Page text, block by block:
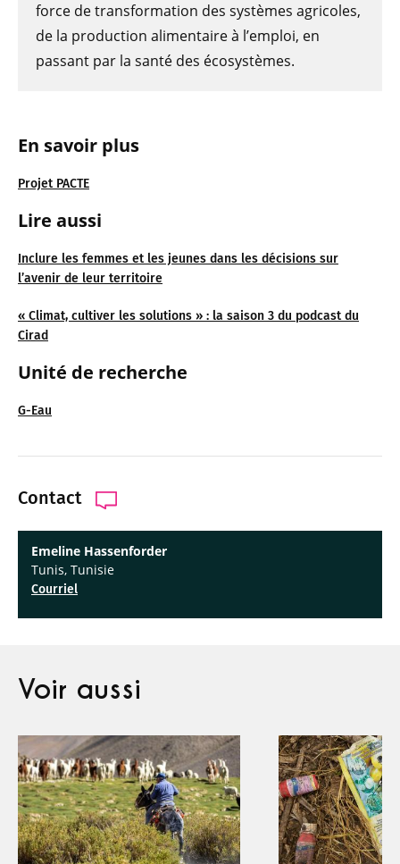
En savoir plus
Projet PACTE
Lire aussi
Inclure les femmes et les jeunes dans les décisions sur
l’avenir de leur territoire
« Climat, cultiver les solutions » : la saison 3 du podcast du
Cirad
Unité de recherche
G-Eau
Contact
Emeline Hassenforder
Tunis, Tunisie
Courriel
force de transformation des systèmes agricoles,
de la production alimentaire à l’emploi, en
passant par la santé des écosystèmes.
Voir aussi